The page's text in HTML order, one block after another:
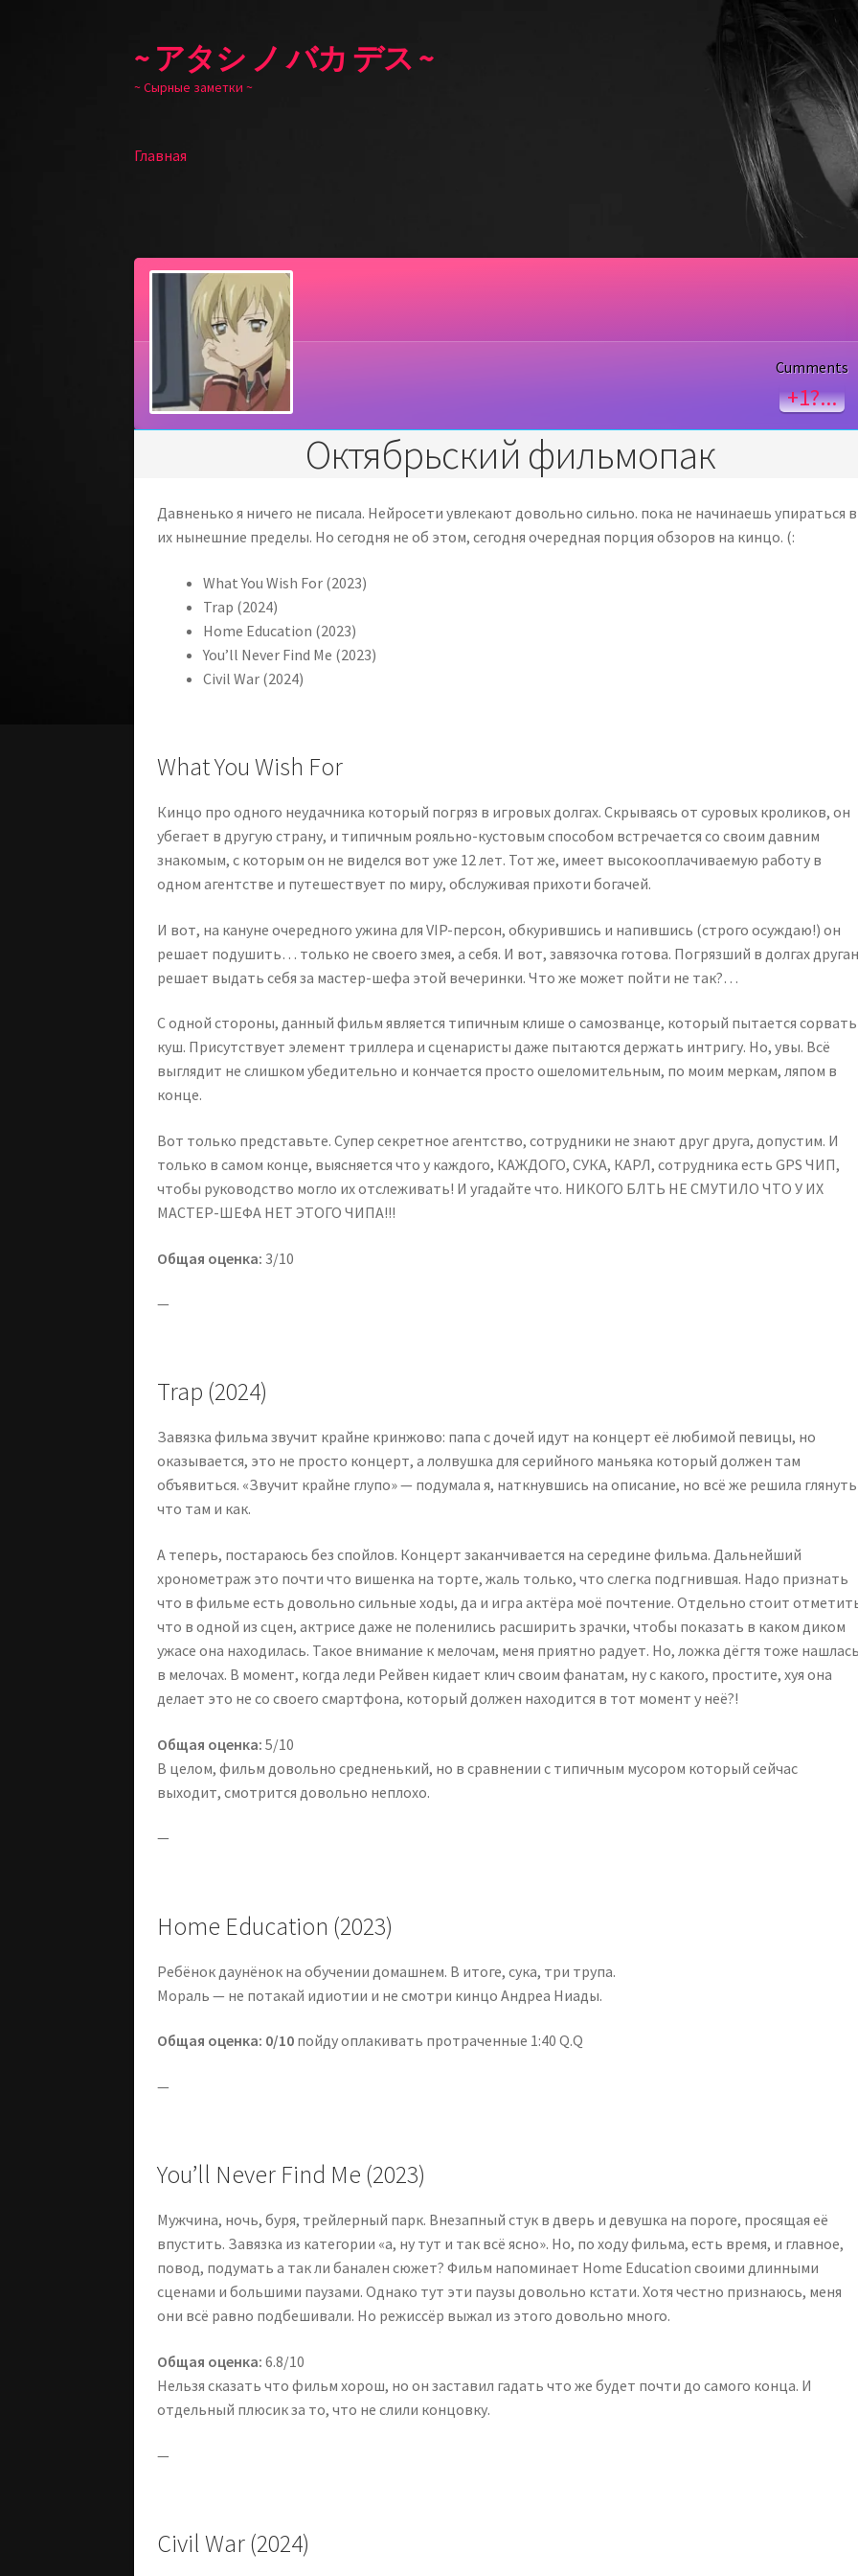
Перейти
навигации
Перейти
содержимому
~ アタシ ノ バカ デス ~
~ Сырные заметки ~
Главная
Cumments
+1?...
Октябрьский фильмопак
Давненько я ничего не писала. Нейросети увлекают довольно сильно. пока не начинаешь упираться в
их нынешние пределы. Но сегодня не об этом, сегодня очередная порция обзоров на кинцо. (:
What You Wish For (2023)
Trap (2024)
Home Education (2023)
You’ll Never Find Me (2023)
Civil War (2024)
What You Wish For
Кинцо про одного неудачника который погряз в игровых долгах. Скрываясь от суровых кроликов, он
убегает в другую страну, и типичным рояльно-кустовым способом встречается со своим давним
знакомым, с которым он не виделся вот уже 12 лет. Тот же, имеет высокооплачиваемую работу в
одном агентстве и путешествует по миру, обслуживая прихоти богачей.
И вот, на кануне очередного ужина для VIP-персон, обкурившись и напившись (строго осуждаю!) он
решает подушить… только не своего змея, а себя. И вот, завязочка готова. Погрязший в долгах
решает выдать себя за мастер-шефа этой вечеринки. Что же может пойти не так?…
С одной стороны, данный фильм является типичным клише о самозванце, который пытается сорвать
куш. Присутствует элемент триллера и сценаристы даже пытаются держать интригу. Но, увы. Всё
выглядит не слишком убедительно и кончается просто ошеломительным, по моим меркам, ляпом в
конце.
Вот только представьте. Супер секретное агентство, сотрудники не знают друг друга, допустим. И
только в самом конце, выясняется что у каждого, КАЖДОГО, СУКА, КАРЛ, сотрудника есть GPS ЧИП,
чтобы руководство могло их отслеживать! И угадайте что. НИКОГО БЛТЬ НЕ СМУТИЛО ЧТО У ИХ
МАСТЕР-ШЕФА НЕТ ЭТОГО ЧИПА!!!
Общая оценка: 3/10
—
Trap (2024)
Завязка фильма звучит крайне кринжово: папа с дочей идут на концерт её любимой певицы, но
оказывается, это не просто концерт, а лолвушка для серийного маньяка который должен там
объявиться. «Звучит крайне глупо» — подумала я, наткнувшись на описание, но всё же решила глянуть
что там и как.
А теперь, постараюсь без спойлов. Концерт заканчивается на середине фильма. Дальнейший
хронометраж это почти что вишенка на торте, жаль только, что слегка подгнившая. Надо признать
что в фильме есть довольно сильные ходы, да и игра актёра моё почтение. Отдельно стоит
что в одной из сцен, актрисе даже не поленились расширить зрачки, чтобы показать в каком диком
ужасе она находилась. Такое внимание к мелочам, меня приятно радует. Но, ложка дёгтя тоже нашлась
в мелочах. В момент, когда леди Рейвен кидает клич своим фанатам, ну с какого, простите, хуя она
делает это не со своего смартфона, который должен находится в тот момент у неё?!
Общая оценка: 5/10
В целом, фильм довольно средненький, но в сравнении с типичным мусором который сейчас
выходит, смотрится довольно неплохо.
—
Home Education (2023)
Ребёнок даунёнок на обучении домашнем. В итоге, сука, три трупа.
Мораль — не потакай идиотии и не смотри кинцо Андреа Ниады.
Общая оценка: 0/10 пойду оплакивать протраченные 1:40 Q.Q
—
You’ll Never Find Me (2023)
Мужчина, ночь, буря, трейлерный парк. Внезапный стук в дверь и девушка на пороге, просящая её
впустить. Завязка из категории «а, ну тут и так всё ясно». Но, по ходу фильма, есть время, и главное,
повод, подумать а так ли банален сюжет? Фильм напоминает Home Education своими длинными
сценами и большими паузами. Однако тут эти паузы довольно кстати. Хотя честно признаюсь, меня
они всё равно подбешивали. Но режиссёр выжал из этого довольно много.
Общая оценка: 6.8/10
Нельзя сказать что фильм хорош, но он заставил гадать что же будет почти до самого конца. И
отдельный плюсик за то, что не слили концовку.
—
Civil War (2024)